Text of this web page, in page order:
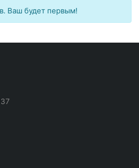
Ваш будет первым!